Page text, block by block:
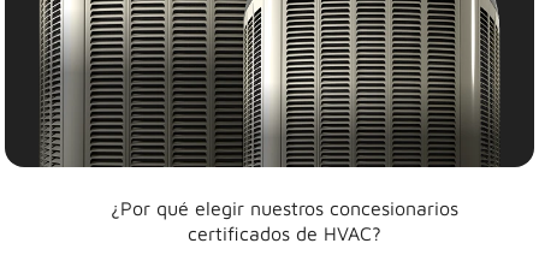
¿Por qué elegir nuestros concesionarios
certificados de HVAC?